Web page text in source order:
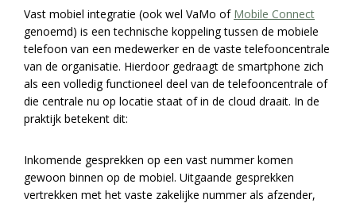
Vast mobiel integratie (ook wel VaMo of Mobile Connect
genoemd) is een technische koppeling tussen de mobiele
telefoon van een medewerker en de vaste telefooncentrale
van de organisatie. Hierdoor gedraagt de smartphone zich
als een volledig functioneel deel van de telefooncentrale of
die centrale nu op locatie staat of in de cloud draait. In de
praktijk betekent dit:
Inkomende gesprekken op een vast nummer komen
gewoon binnen op de mobiel. Uitgaande gesprekken
vertrekken met het vaste zakelijke nummer als afzender,